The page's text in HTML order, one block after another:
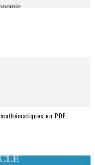
en PDF